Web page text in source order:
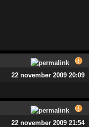
22 november 2009 20:09
22 november 2009 21:54